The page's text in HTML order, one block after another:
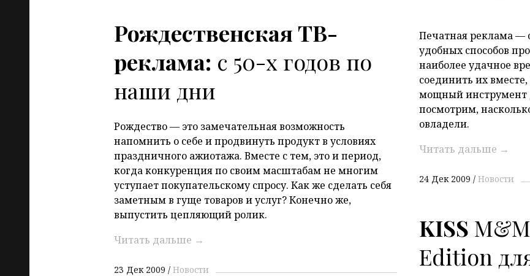
Печатная реклама —
удобных способов
наиболее удачное
соединить их
мощный инструмент
посмотрим,
овладели.
Читать дальше →
24 Дек 2009 Новости
Рождественская ТВ-
реклама: с 50-х годов по
наши дни
Рождество — это замечательная возможность
напомнить о себе и продвинуть продукт в условиях
праздничного ажиотажа. Вместе с тем, это и период,
когда конкуренция по своим масштабам не многим
уступает покупательскому спросу. Как же сделать себя
заметным в гуще товаров и услуг? Конечно же,
выпустить цепляющий ролик.
Читать дальше →
23 Дек 2009 Новости
KISS
Edition